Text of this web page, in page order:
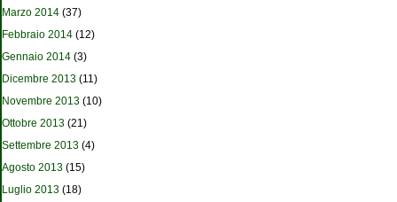
Marzo 2014 (37)
Febbraio 2014 (12)
Gennaio 2014 (3)
Dicembre 2013 (11)
Novembre 2013 (10)
Ottobre 2013 (21)
Settembre 2013 (4)
Agosto 2013 (15)
Luglio 2013 (18)